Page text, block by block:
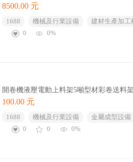
8500.00 元
1688 機械及行業設備
建材生產加工
0
0%
開卷機液壓電動上料架5噸型材彩卷送料架
100.00 元
1688 機械及行業設備 金屬成型設備
0
0 0%